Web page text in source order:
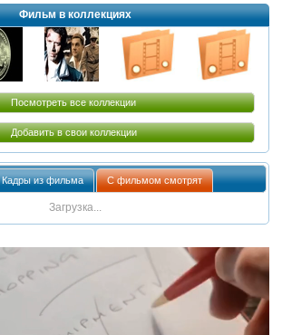
Фильм в коллекциях
Посмотреть все коллекции
Добавить в свои коллекции
Кадры из фильма С фильмом смотрят
Загрузка...